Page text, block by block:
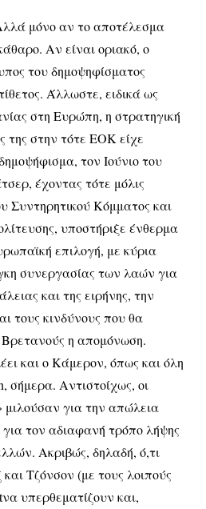
μόνο αν το αποτέλεσμα
Αν είναι οριακό, ο
του δημοψηφίσματος
Άλλωστε, ειδικά ως
στη Ευρώπη, η στρατηγική
της στην τότε ΕΟΚ είχε
τον Ιούνιο του
έχοντας τότε μόλις
Συντηρητικού Κόμματος και
υποστήριξε ένθερμα
επιλογή, με κύρια
συνεργασίας των λαών για
και της ειρήνης, την
τους κινδύνους που θα
η απομόνωση.
και ο Κάμερον, όπως και όλη
σήμερα. Αντιστοίχως, οι
μιλούσαν για την απώλεια
για τον αδιαφανή τρόπο λήψης
Ακριβώς, δηλαδή, ό,τι
Τζόνσον (με τους λοιπούς
υπερθεματίζουν και,